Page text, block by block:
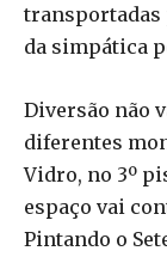
transportadas
da simpática
Diversão não
diferentes
Vidro, no 3º
espaço vai
Pintando o